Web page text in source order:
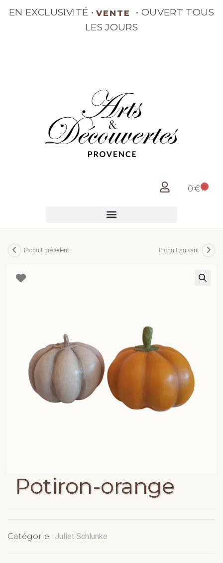
EN EXCLUSIVITÉ • VENTE
• OUVERT TOUS
LES JOURS
0€ 0
Produit précédent Produit suivant
Potiron-orange
Catégorie : Juliet Schlunke